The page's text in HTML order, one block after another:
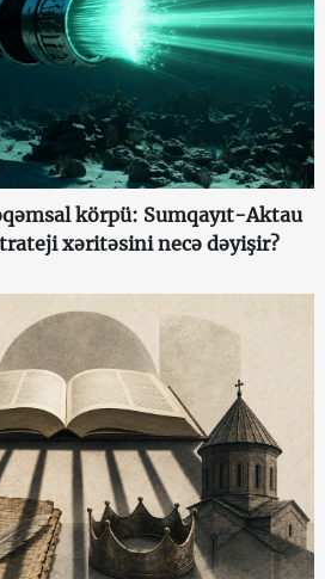
körpü: Sumqayıt-Aktau
xəritəsini necə dəyişir?